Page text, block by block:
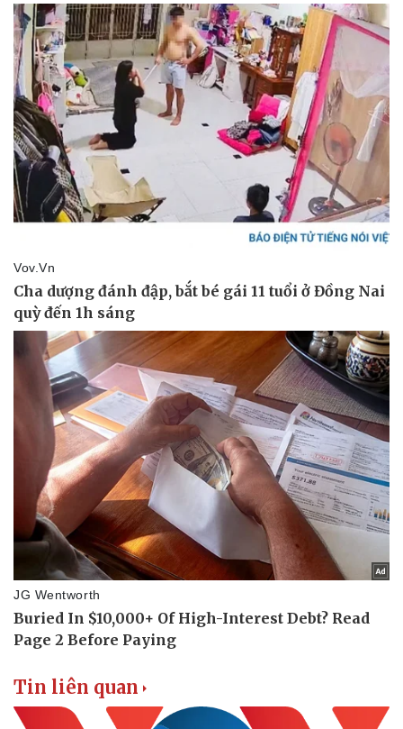
Doanh nghiệp
Thông tin doanh nghiệp
Doanh nghiệp 24h
Doanh nhân
Vì cộng đồng
Công nghệ
Sành điệu
Tin Công nghệ
Trải nghiệm
Chuyển đổi số
Tin liên quan